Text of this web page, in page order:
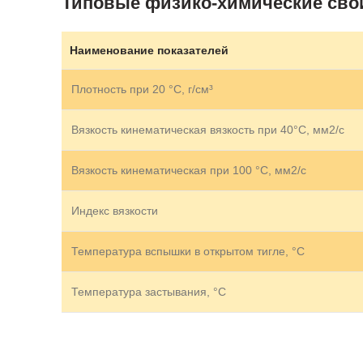
Наименование показателей
Плотность при 20 °С, г/см³
Вязкость кинематическая вязкость при 40°С, мм2/с
Вязкость кинематическая при 100 °С, мм2/с
Индекс вязкости
Температура вспышки в открытом тигле, °С
Температура застывания, °C